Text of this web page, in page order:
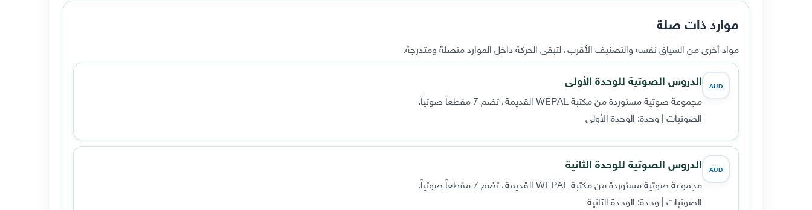
موارد ذات صلة
مواد أخرى من السياق نفسه والتصنيف الأقرب، لتبقى الحركة داخل الموارد متصلة ومتدرجة.
AUD الدروس الصوتية للوحدة الأولى
مجموعة صوتية مستوردة من مكتبة WEPAL القديمة، تضم 7 مقطعاً صوتياً.
الصوتيات | وحدة: الوحدة الأولى
AUD الدروس الصوتية للوحدة الثانية
مجموعة صوتية مستوردة من مكتبة WEPAL القديمة، تضم 7 مقطعاً صوتياً.
الصوتيات | وحدة: الوحدة الثانية